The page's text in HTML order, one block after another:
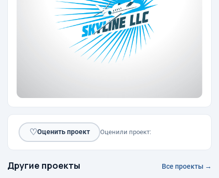
♡Оценить проект Оценили проект:
Другие проекты Все проекты →